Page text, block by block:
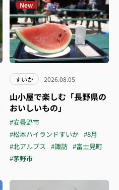
New
すいか 2026.08.05
山小屋で楽しむ「長野県の
おいしいもの」
#安曇野市
#松本ハイランドすいか #8月
#北アルプス
#諏訪 #富士見町
#茅野市